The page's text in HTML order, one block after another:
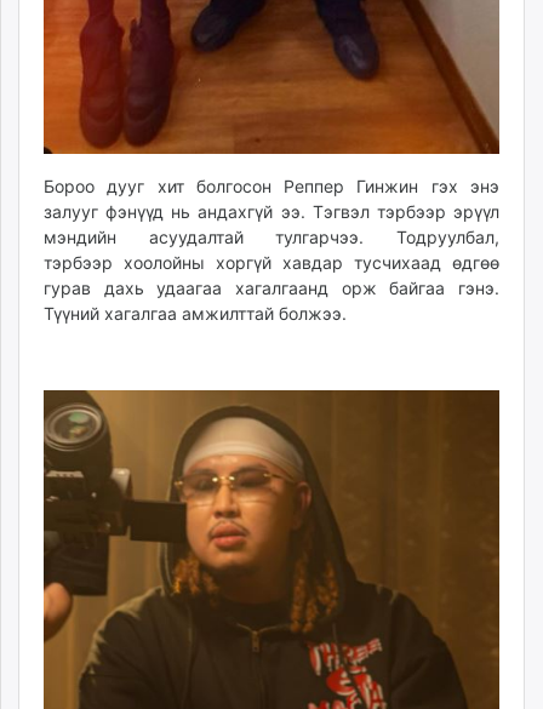
unuudur.mn
isee.mn
mglradio.com
itoim.mn
shuum.mn
times.mn
tvmongolia.mn
mass.mn
unegui.mn
tac.mn
paparazzi.mn
unread.today
Бороо дууг хит болгосон Реппер Гинжин гэх энэ
залууг фэнүүд нь андахгүй ээ. Тэгвэл тэрбээр эрүүл
мэндийн асуудалтай тулгарчээ. Тодруулбал,
тэрбээр хоолойны хоргүй хавдар тусчихаад өдгөө
гурав дахь удаагаа хагалгаанд орж байгаа гэнэ.
Түүний хагалгаа амжилттай болжээ.